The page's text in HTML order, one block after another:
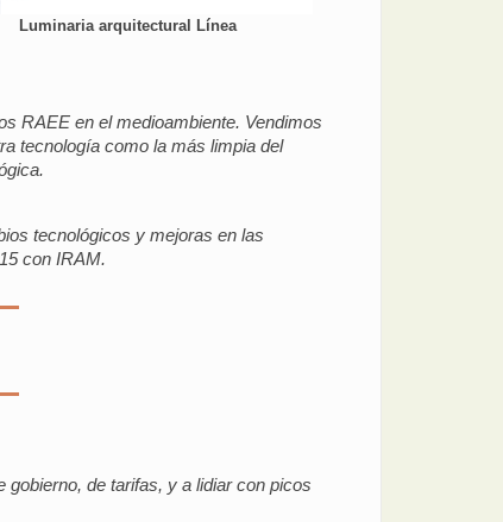
Luminaria arquitectural Línea
RAEE en el medioambiente. Vendimos
tecnología como la más limpia del
tecnológicos y mejoras en las
con IRAM.
de tarifas, y a lidiar con picos